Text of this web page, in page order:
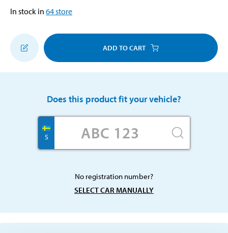
In stock in 64store
ADD TO CART
Does this product fit your vehicle?
S
No registration number?
SELECT CAR MANUALLY